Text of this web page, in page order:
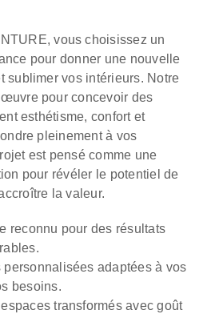
vous choisissez un
pour donner une nouvelle
sublimer vos intérieurs. Notre
pour concevoir des
esthétisme, confort et
pleinement à vos
est pensé comme une
pour révéler le potentiel de
la valeur.
reconnu pour des résultats
personnalisées adaptées à vos
besoins.
transformés avec goût